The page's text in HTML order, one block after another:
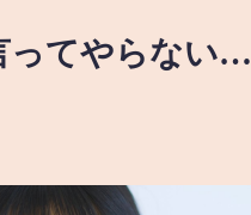
ってやらない…